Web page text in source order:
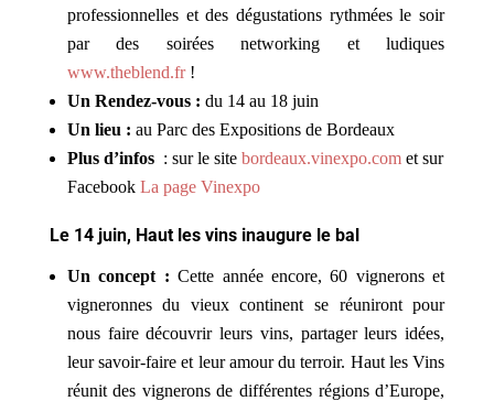
professionnelles et des dégustations rythmées le soir
par des soirées networking et ludiques
www.theblend.fr!
Un Rendez-vous : du 14 au 18 juin
Un lieu : au Parc des Expositions de Bordeaux
Plus d’infos: sur le site bordeaux.vinexpo.comet sur
Facebook La page Vinexpo
Le 14 juin, Haut les vins inaugure le bal
Un concept :Cette année encore, 60 vignerons et
vigneronnes du vieux continent se réuniront pour
nous faire découvrir leurs vins, partager leurs idées,
leur savoir-faire et leur amour du terroir. Haut les Vins
réunit des vignerons de différentes régions d’Europe,